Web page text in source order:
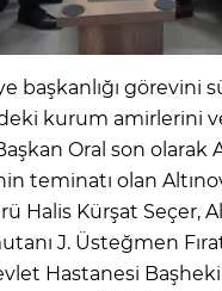
başkanlığı görevini
kurum amirlerini
Oral son olarak
teminatı olan
Halis Kürşat Seçer,
J. Üsteğmen
Hastanesi